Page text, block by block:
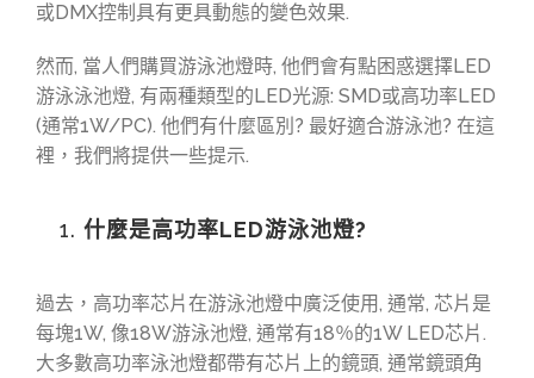
或DMX控制具有更具動態的變色效果.
然而, 當人們購買游泳池燈時, 他們會有點困惑選擇LED
游泳泳池燈, 有兩種類型的LED光源: SMD或高功率LED
(通常1W/PC). 他們有什麼區別? 最好適合游泳池? 在這
裡，我們將提供一些提示.
什麼是高功率LED游泳池燈?
過去，高功率芯片在游泳池燈中廣泛使用, 通常, 芯片是
每塊1W, 像18W游泳池燈, 通常有18％的1W LED芯片.
大多數高功率泳池燈都帶有芯片上的鏡頭, 通常鏡頭角